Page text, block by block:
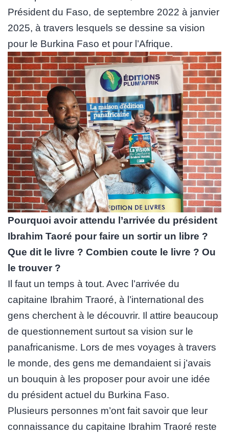
Président du Faso, de septembre 2022 à janvier
2025, à travers lesquels se dessine sa vision
pour le Burkina Faso et pour l’Afrique.
Pourquoi avoir attendu l’arrivée du président
Ibrahim Taoré pour faire un sortir un libre ?
Que dit le livre ? Combien coute le livre ? Ou
le trouver ?
Il faut un temps à tout. Avec l’arrivée du
capitaine Ibrahim Traoré, à l’international des
gens cherchent à le découvrir. Il attire beaucoup
de questionnement surtout sa vision sur le
panafricanisme. Lors de mes voyages à travers
le monde, des gens me demandaient si j’avais
un bouquin à les proposer pour avoir une idée
du président actuel du Burkina Faso.
Plusieurs personnes m’ont fait savoir que leur
connaissance du capitaine Ibrahim Traoré reste